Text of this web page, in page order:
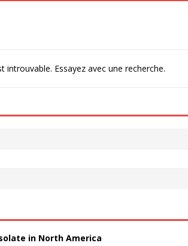
introuvable. Essayez avec une recherche.
in North America